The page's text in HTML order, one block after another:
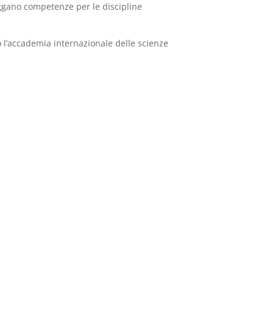
competenze per le discipline
internazionale delle scienze